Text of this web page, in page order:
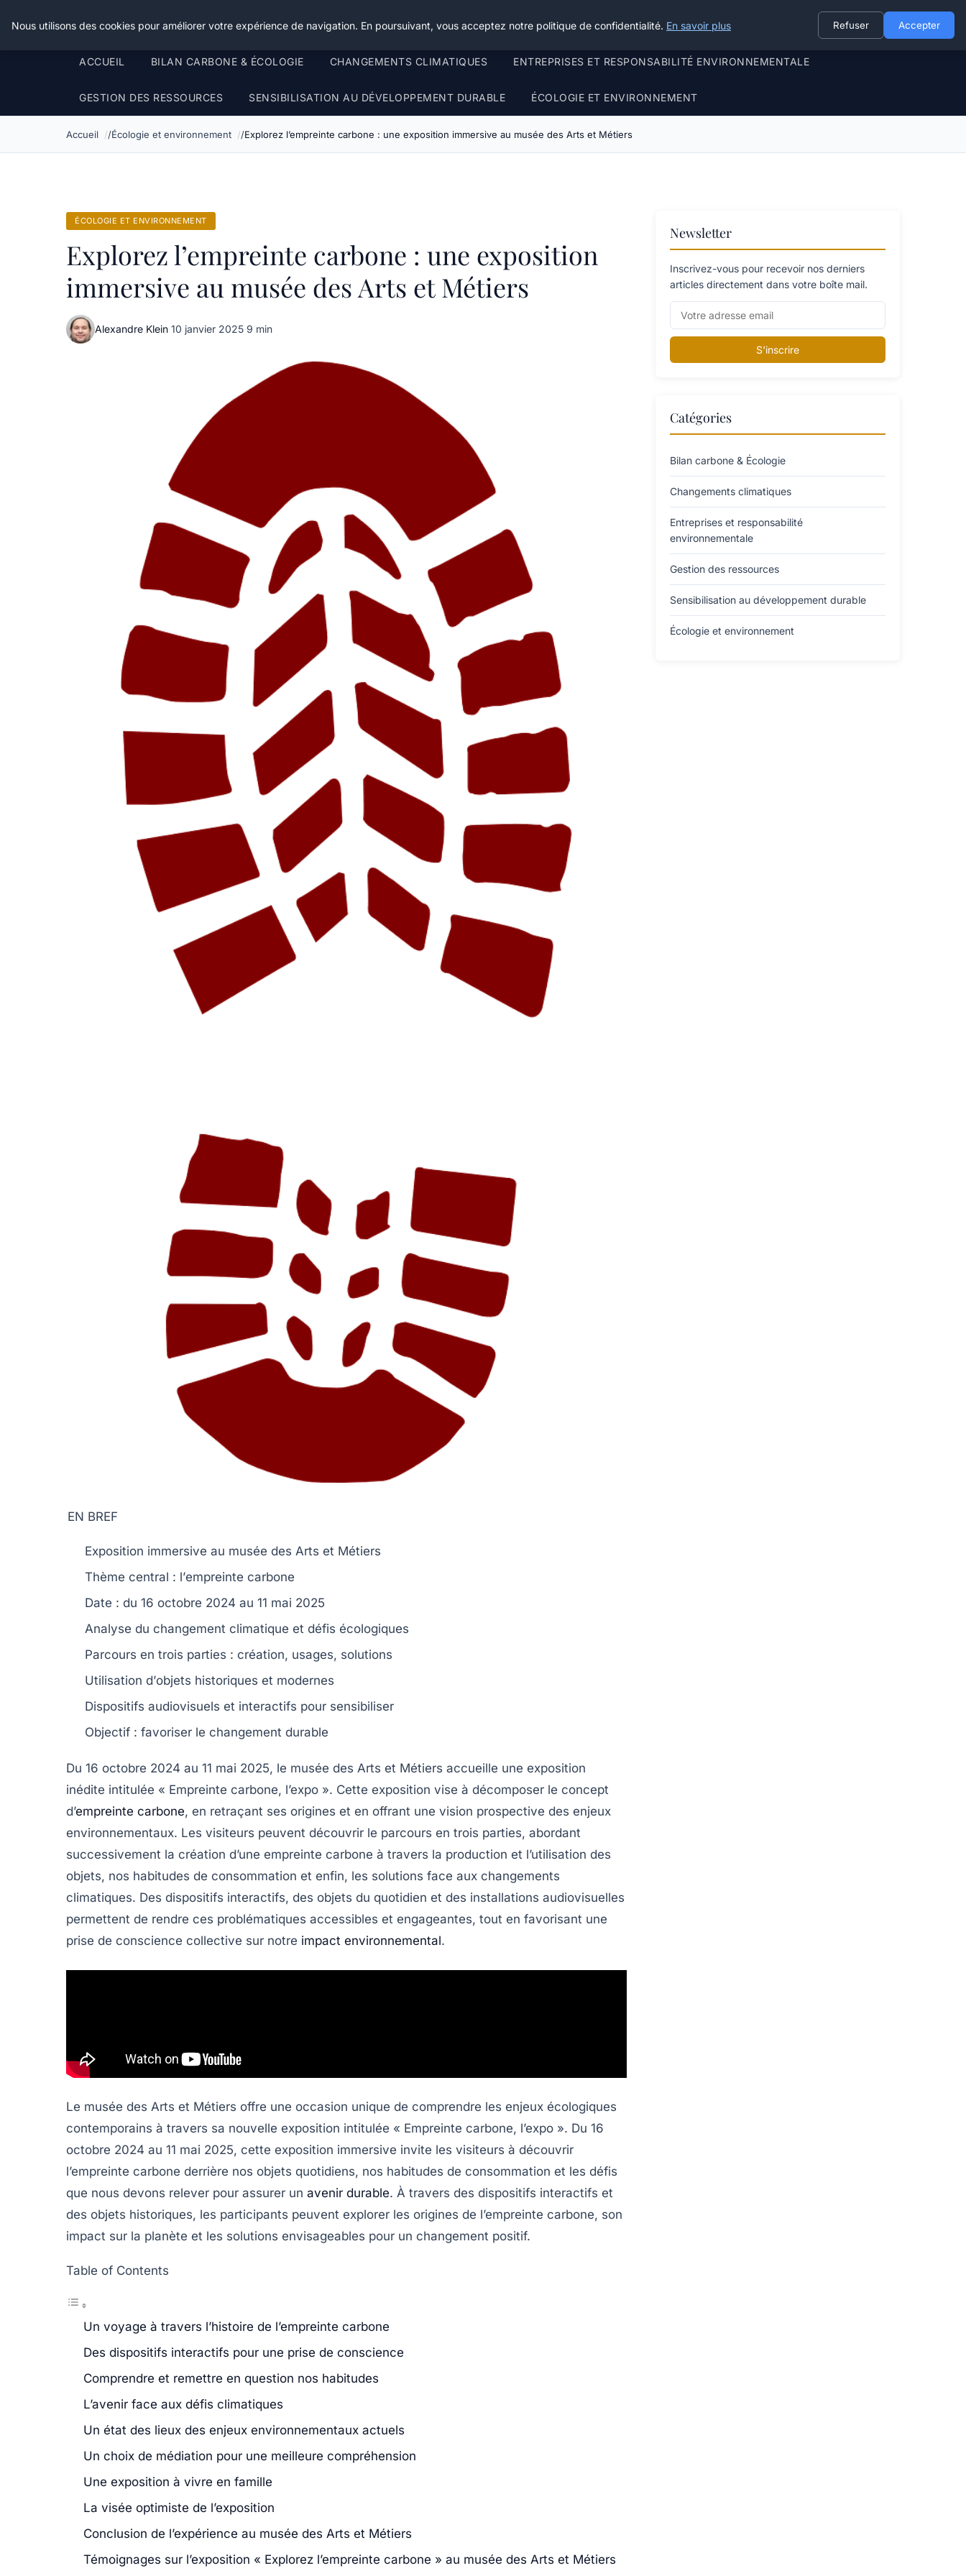
Happy Calyx Farmer
ACCUEIL BILAN CARBONE & ÉCOLOGIE CHANGEMENTS CLIMATIQUES ENTREPRISES ET RESPONSABILITÉ ENVIRONNEMENTALE
GESTION DES RESSOURCES SENSIBILISATION AU DÉVELOPPEMENT DURABLE ÉCOLOGIE ET ENVIRONNEMENT
Accueil Écologie et environnement Explorez l’empreinte carbone : une exposition immersive au musée des Arts et Métiers
ÉCOLOGIE ET ENVIRONNEMENT
Explorez l’empreinte carbone : une exposition
immersive au musée des Arts et Métiers
Alexandre Klein·10 janvier 2025·9 min
EN BREF
Exposition immersive au musée des Arts et Métiers
Thème central : l’empreinte carbone
Date : du 16 octobre 2024 au 11 mai 2025
Analyse du changement climatique et défis écologiques
Parcours en trois parties : création, usages, solutions
Utilisation d’objets historiques et modernes
Dispositifs audiovisuels et interactifs pour sensibiliser
Objectif : favoriser le changement durable
Du 16 octobre 2024 au 11 mai 2025, le musée des Arts et Métiers accueille une exposition
inédite intitulée « Empreinte carbone, l’expo ». Cette exposition vise à décomposer le concept
d’empreinte carbone, en retraçant ses origines et en offrant une vision prospective des enjeux
environnementaux. Les visiteurs peuvent découvrir le parcours en trois parties, abordant
successivement la création d’une empreinte carbone à travers la production et l’utilisation des
objets, nos habitudes de consommation et enfin, les solutions face aux changements
climatiques. Des dispositifs interactifs, des objets du quotidien et des installations audiovisuelles
permettent de rendre ces problématiques accessibles et engageantes, tout en favorisant une
prise de conscience collective sur notre impact environnemental.
Le musée des Arts et Métiers offre une occasion unique de comprendre les enjeux écologiques
contemporains à travers sa nouvelle exposition intitulée « Empreinte carbone, l’expo ». Du 16
octobre 2024 au 11 mai 2025, cette exposition immersive invite les visiteurs à découvrir
l’empreinte carbone derrière nos objets quotidiens, nos habitudes de consommation et les défis
que nous devons relever pour assurer un avenir durable. À travers des dispositifs interactifs et
des objets historiques, les participants peuvent explorer les origines de l’empreinte carbone, son
impact sur la planète et les solutions envisageables pour un changement positif.
Table of Contents
Un voyage à travers l’histoire de l’empreinte carbone
Des dispositifs interactifs pour une prise de conscience
Comprendre et remettre en question nos habitudes
L’avenir face aux défis climatiques
Un état des lieux des enjeux environnementaux actuels
Un choix de médiation pour une meilleure compréhension
Une exposition à vivre en famille
La visée optimiste de l’exposition
Conclusion de l’expérience au musée des Arts et Métiers
Témoignages sur l’exposition « Explorez l’empreinte carbone » au musée des Arts et Métiers
Newsletter
Inscrivez-vous pour recevoir nos derniers
articles directement dans votre boîte mail.
S'inscrire
Catégories
Bilan carbone & Écologie
Changements climatiques
Entreprises et responsabilité
environnementale
Gestion des ressources
Sensibilisation au développement durable
Écologie et environnement
Nous utilisons des cookies pour améliorer votre expérience de navigation. En poursuivant, vous acceptez notre politique de confidentialité. En savoir plus Refuser Accepter